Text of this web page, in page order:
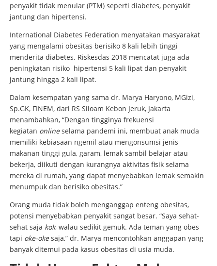
penyakit tidak menular (PTM) seperti diabetes, penyakit
jantung dan hipertensi.
International Diabetes Federation menyatakan masyarakat
yang mengalami obesitas berisiko 8 kali lebih tinggi
menderita diabetes. Riskesdas 2018 mencatat juga ada
peningkatan risiko hipertensi 5 kali lipat dan penyakit
jantung hingga 2 kali lipat.
Dalam kesempatan yang sama dr. Marya Haryono, MGizi,
Sp.GK, FINEM, dari RS Siloam Kebon Jeruk, Jakarta
menambahkan, “Dengan tingginya frekuensi
kegiatan onlineselama pandemi ini, membuat anak muda
memiliki kebiasaan ngemil atau mengonsumsi jenis
makanan tinggi gula, garam, lemak sambil belajar atau
bekerja, diikuti dengan kurangnya aktivitas fisik selama
mereka di rumah, yang dapat menyebabkan lemak semakin
menumpuk dan berisiko obesitas.”
Orang muda tidak boleh menganggap enteng obesitas,
potensi menyebabkan penyakit sangat besar. “Saya sehat-
sehat saja kok, walau sedikit gemuk. Ada teman yang obes
tapi oke-okesaja,” dr. Marya mencontohkan anggapan yang
banyak ditemui pada kasus obesitas di usia muda.